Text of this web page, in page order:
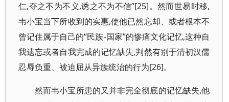
仁,夺之不为不义,诱之不为不信”[25]。然而世易时移,
韦小宝当下所收到的实惠,使他已然忘却、或者根本不
曾记住属于自己的“民族-国家”的惨痛文化记忆,这种自
我遗忘或者自我完成的记忆缺失,判然有别于清初汉儒
忍辱负重、被迫屈从异族统治的行为[26]。
然而韦小宝所患的又并非完全彻底的记忆缺失,他